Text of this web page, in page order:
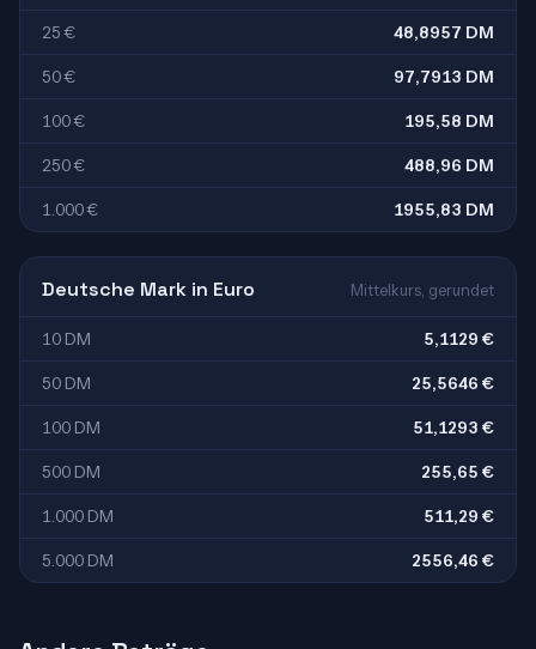
25 € 48,8957 DM
50 € 97,7913 DM
100 € 195,58 DM
250 € 488,96 DM
1.000 € 1955,83 DM
Deutsche Mark in Euro Mittelkurs, gerundet
10 DM 5,1129 €
50 DM 25,5646 €
100 DM 51,1293 €
500 DM 255,65 €
1.000 DM 511,29 €
5.000 DM 2556,46 €